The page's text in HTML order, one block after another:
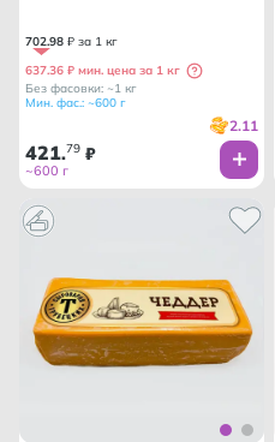
702.98 ₽ за 1 кг
637.36 ₽ мин. цена за 1 кг
Без фасовки: ~1 кг
Мин. фас.: ~600 г
2.11
421.79 ₽
~600 г